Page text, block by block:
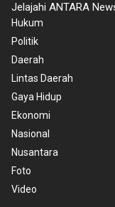
Jelajahi ANTARA
Hukum
Politik
Daerah
Lintas Daerah
Gaya Hidup
Ekonomi
Nasional
Nusantara
Foto
Video